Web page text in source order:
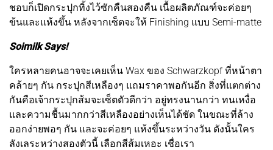
ชอบก็เปิดกระปุกทิ้งไว้ซักคืนสองคืน เนื้อผลิตภัณฑ์จะค่อยๆ
ข้นและแห้งขึ้น หลังจากเซ็ตจะให้ Finishing แบบ Semi-matte
Soimilk Says!
ใครหลายคนอาจจะเคยเห็น Wax ของ Schwarzkopf ที่หน้าตา
คล้ายๆ กัน กระปุกสีเหลืองๆ แถมราคาพอกันอีก สิ่งที่แตกต่าง
กันคือเจ้ากระปุกส้มจะเซ็ตตัวดีกว่า อยู่ทรงนานกว่า ทนเหงื่อ
และความชื้นมากกว่าสีเหลืองอย่างเห็นได้ชัด ในขณะที่ล้าง
ออกง่ายพอๆ กัน และจะค่อยๆ แห้งขึ้นระหว่างวัน ดังนั้นใคร
ลังเลระหว่างสองตัวนี้ เลือกสีส้มเหอะ เชื่อเรา